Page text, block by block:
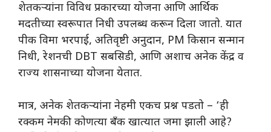
शेतकऱ्यांना विविध प्रकारच्या योजना आणि आर्थिक
मदतीच्या स्वरूपात निधी उपलब्ध करून दिला जातो. यात
पीक विमा भरपाई, अतिवृष्टी अनुदान, PM किसान सन्मान
निधी, रेशनची DBT सबसिडी, आणि अशाच अनेक केंद्र व
राज्य शासनाच्या योजना येतात.
मात्र, अनेक शेतकऱ्यांना नेहमी एकच प्रश्न पडतो – ‘ही
रक्कम नेमकी कोणत्या बँक खात्यात जमा झाली आहे?